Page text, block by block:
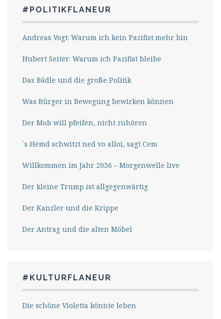
#POLITIKFLANEUR
Andreas Vogt: Warum ich kein Pazifist mehr bin
Hubert Seiter: Warum ich Pazifist bleibe
Das Bädle und die große Politik
Was Bürger in Bewegung bewirken können
Der Mob will pfeifen, nicht zuhören
´s Hemd schwitzt ned vo alloi, sagt Cem
Willkommen im Jahr 2036 – Morgenwelle live
Der kleine Trump ist allgegenwärtig
Der Kanzler und die Krippe
Der Antrag und die alten Möbel
#KULTURFLANEUR
Die schöne Violetta könnte leben